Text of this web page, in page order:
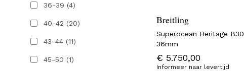
36-39 (4)
40-42 (20)
43-44 (11)
45-50 (1)
Breitling
Superocean Heritage B30
36mm
€ 5.750,00
Informeer naar levertijd